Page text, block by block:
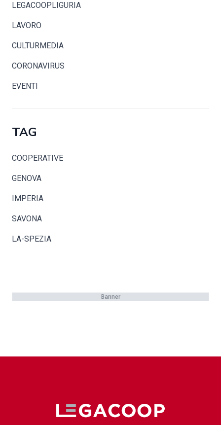
LEGACOOPLIGURIA
LAVORO
CULTURMEDIA
CORONAVIRUS
EVENTI
TAG
COOPERATIVE
GENOVA
IMPERIA
SAVONA
LA-SPEZIA
Banner